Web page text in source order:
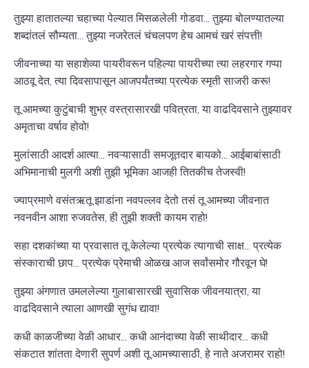
तुझ्या हातातल्या चहाच्या पेल्यात मिसळलेली गोडवा... तुझ्या बोलण्यातल्या
शब्दांतलं सौम्यता... तुझ्या नजरेतलं चंचलपण हेच आमचं खरं संपत्ती!
जीवनाच्या या सहाशेव्या पायरीवरून पहिल्या पायरीच्या त्या लहरगार गप्पा
आठवू देत, त्या दिवसापासून आजपर्यंतच्या प्रत्येक स्मृती साजरी करू!
तू आमच्या कुटुंबाची शुभ्र वस्त्रासारखी पवित्रता, या वाढदिवसाने तुझ्यावर
अमृताचा वर्षाव होवो!
मुलांसाठी आदर्श आत्या... नवऱ्यासाठी समजूतदार बायको... आईबाबांसाठी
अभिमानाची मुलगी अशी तुझी भूमिका आजही तितकीच तेजस्वी!
ज्याप्रमाणे वसंतऋतू झाडांना नवपल्लव देतो तसं तू आमच्या जीवनात
नवनवीन आशा रुजवतेस, ही तुझी शक्ती कायम राहो!
सहा दशकांच्या या प्रवासात तू केलेल्या प्रत्येक त्यागाची साक्ष... प्रत्येक
संस्काराची छाप... प्रत्येक प्रेमाची ओळख आज सर्वांसमोर गौरवून घे!
तुझ्या अंगणात उमललेल्या गुलाबासारखी सुवासिक जीवनयात्रा, या
वाढदिवसाने त्याला आणखी सुगंध द्यावा!
कधी काळजीच्या वेळी आधार... कधी आनंदाच्या वेळी साथीदार... कधी
संकटात शांतता देणारी सुपर्ण अशी तू आमच्यासाठी, हे नाते अजरामर राहो!